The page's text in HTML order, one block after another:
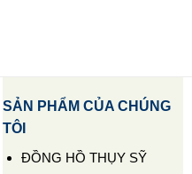
SẢN PHẨM CỦA CHÚNG
TÔI
ĐỒNG HỒ THỤY SỸ